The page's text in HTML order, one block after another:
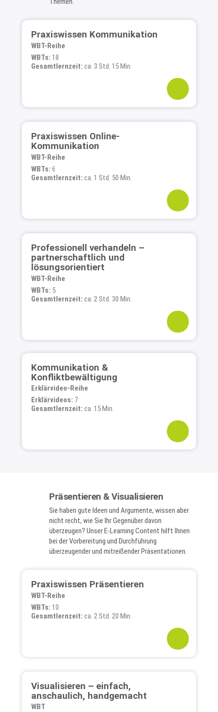
Praxiswissen Kommunikation
WBT-Reihe
WBTs: 18
Gesamtlernzeit: ca. 3 Std. 15 Min.
Praxiswissen Online-
Kommunikation
WBT-Reihe
WBTs: 6
Gesamtlernzeit: ca. 1 Std. 50 Min.
Professionell verhandeln –
partnerschaftlich und
lösungsorientiert
WBT-Reihe
WBTs: 5
Gesamtlernzeit: ca. 2 Std. 30 Min.
Kommunikation &
Konfliktbewältigung
Erklärvideo-Reihe
Erklärvideos: 7
Gesamtlernzeit: ca. 15 Min.
Präsentieren & Visualisieren
Sie haben gute Ideen und Argumente, wissen aber
nicht recht, wie Sie Ihr Gegenüber davon
überzeugen? Unser E-Learning Content hilft Ihnen
bei der Vorbereitung und Durchführung
überzeugender und mitreißender Präsentationen.
Praxiswissen Präsentieren
WBT-Reihe
WBTs: 10
Gesamtlernzeit: ca. 2 Std. 20 Min.
Visualisieren – einfach,
anschaulich, handgemacht
WBT